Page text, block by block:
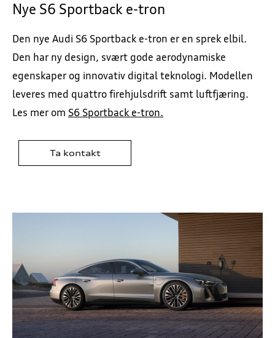
Nye S6 Sportback e-tron
Den nye Audi S6 Sportback e-tron er en sprek elbil.
Den har ny design, svært gode aerodynamiske
egenskaper og innovativ digital teknologi. Modellen
leveres med quattro firehjulsdrift samt luftfjæring.
Les mer om S6 Sportback e-tron.
Ta kontakt